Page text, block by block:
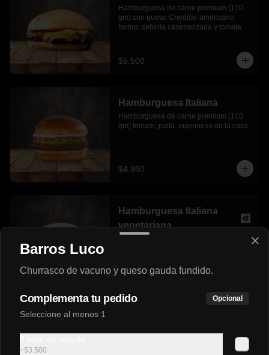
Hamburguesa de carne premium (110
gm) con queso Cheddar americano,
tocino, cebolla caramelizada y tomate.
$5.500
Hamburguesa Italiana
Hamburguesa de carne premium (110
gm) tomate, palta, mayonesa de la casa
$4.990
Hamburguesa Italiana
vegetariana
$5.500
Sándwich de lomito de cerdo, tomate,
palta natural y mayonesa casera en pan
Barros Luco
Churrasco de vacuno y queso gauda fundido.
Complementa tu pedido Opcional
Seleccione al menos 1
+$3.500